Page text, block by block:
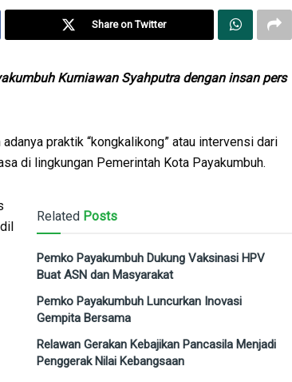
Share on Twitter
Kurniawan Syahputra dengan insan pers
praktik “kongkalikong” atau intervensi dari
di lingkungan Pemerintah Kota Payakumbuh.
Related Posts
Pemko Payakumbuh Dukung Vaksinasi HPV
Buat ASN dan Masyarakat
Pemko Payakumbuh Luncurkan Inovasi
Gempita Bersama
Relawan Gerakan Kebajikan Pancasila Menjadi
Penggerak Nilai Kebangsaan